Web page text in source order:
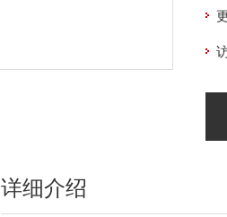
详细介绍